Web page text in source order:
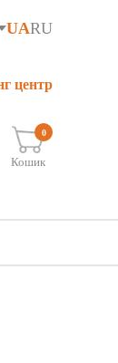
UARU
центр
Кошик
0